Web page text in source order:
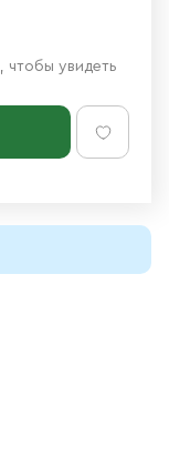
, чтобы увидеть